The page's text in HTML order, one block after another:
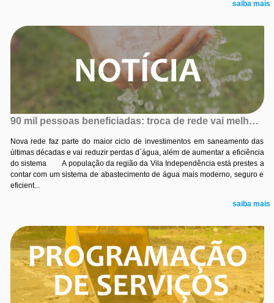
saiba mais
90 mil pessoas beneficiadas: troca de rede vai melhorar abastecimento de água na Vila Independência
Nova rede faz parte do maior ciclo de investimentos em saneamento das
últimas décadas e vai reduzir perdas d´água, além de aumentar a eficiência
do sistema A população da região da Vila Independência está prestes a
contar com um sistema de abastecimento de água mais moderno, seguro e
eficient...
saiba mais